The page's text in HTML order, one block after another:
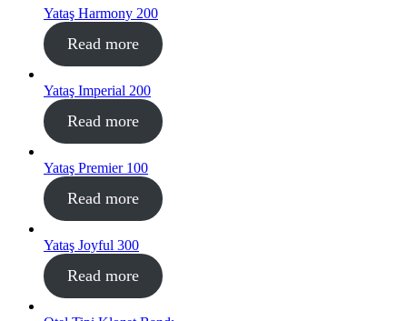
Yataş Harmony 200
Read more
Yataş Imperial 200
Read more
Yataş Premier 100
Read more
Yataş Joyful 300
Read more